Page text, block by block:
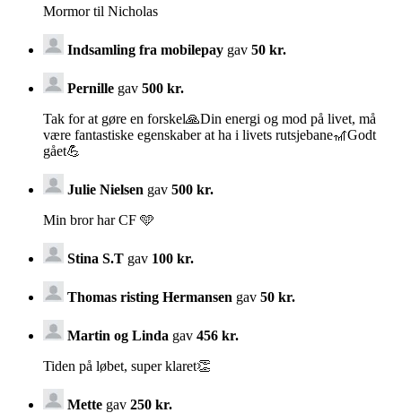
Mormor til Nicholas
Indsamling fra mobilepay gav 50 kr.
Pernille gav 500 kr.
Tak for at gøre en forskel🙏Din energi og mod på livet, må
være fantastiske egenskaber at ha i livets rutsjebane🎢Godt
gået💪
Julie Nielsen gav 500 kr.
Min bror har CF 🩵
Stina S.T gav 100 kr.
Thomas risting Hermansen gav 50 kr.
Martin og Linda gav 456 kr.
Tiden på løbet, super klaret👏
Mette gav 250 kr.